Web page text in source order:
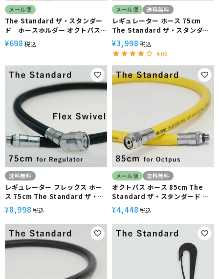
メール便
The Standard ザ・スタンダー
ド ホースホルダー オクトパス
ホルダー ダイビング アクセサリ
ー パーツ プラスチック製 オクト
¥698 税込
メール便 送料無料
レギュレーター ホース 75cm
The Standard ザ・スタンダー
ド ブラック ダイビング アクセサ
リー パーツ
¥3,998 税込
4.00
送料無料
レギュレーター フレックス ホー
ス 75cm The Standard ザ・ス
タンダード ダイビング アクセサ
リー パーツ 交換用ホース スイベ
ル アダプター 一体型 アゴ楽 あご
らく
¥8,998 税込
メール便 送料無料
オクトパス ホース 85cm The
Standard ザ・スタンダード イ
エロー ダイビング アクセサリー
パーツ
¥4,448 税込